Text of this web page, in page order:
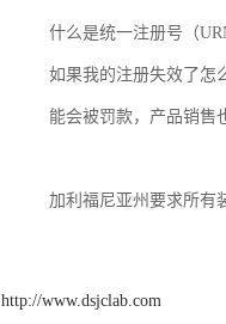
什么是统一注册号（
如果我的注册失效了怎
能会被罚款，产品销售
加利福尼亚州要求所有
http://www.dsjclab.com